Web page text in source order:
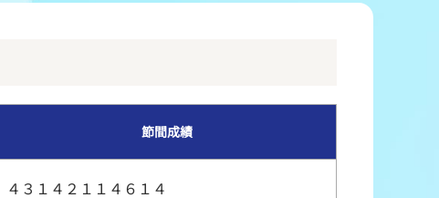
節間成績
４３１４２１１４６１４